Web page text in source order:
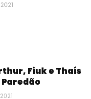
Fiuk e Thaís